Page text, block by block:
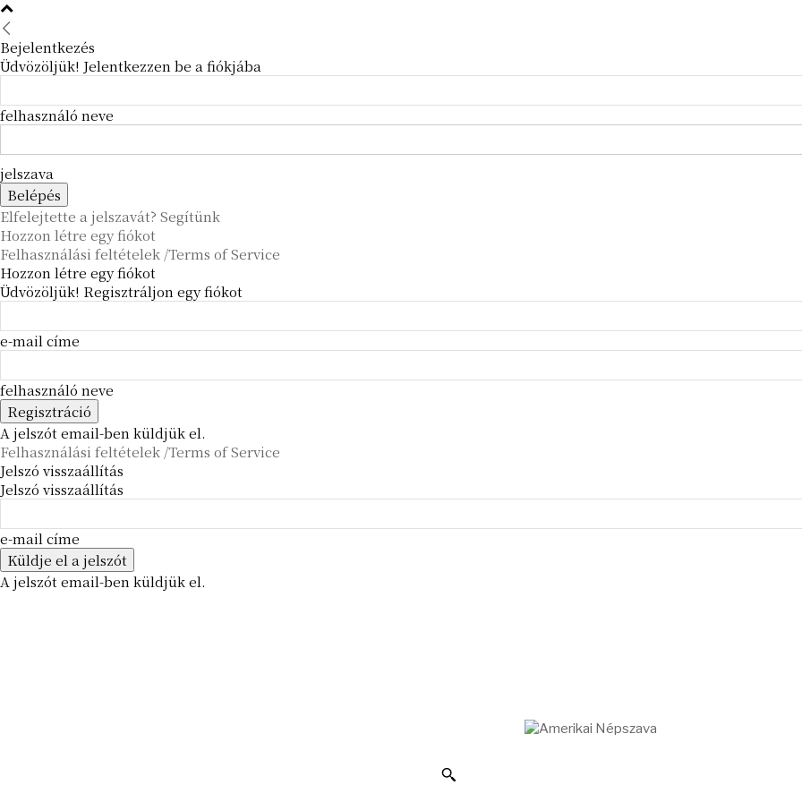
Bejelentkezés
Üdvözöljük! Jelentkezzen be a fiókjába
felhasználó neve
jelszava
Elfelejtette a jelszavát? Segítünk
Hozzon létre egy fiókot
Felhasználási feltételek /Terms of Service
Hozzon létre egy fiókot
Üdvözöljük! Regisztráljon egy fiókot
e-mail címe
felhasználó neve
A jelszót email-ben küldjük el.
Felhasználási feltételek /Terms of Service
Jelszó visszaállítás
Jelszó visszaállítás
e-mail címe
A jelszót email-ben küldjük el.